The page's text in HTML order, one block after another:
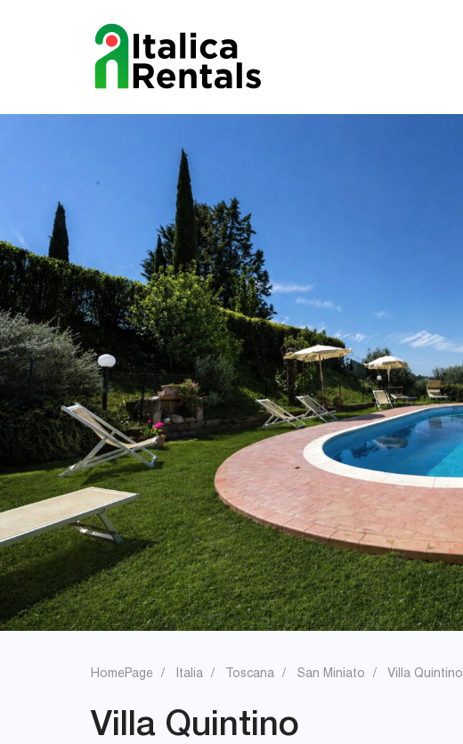
HomePage Italia Toscana San Miniato Villa Quintino
Villa Quintino